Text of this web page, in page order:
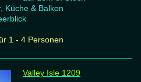
Küche & Balkon
1 - 4 Personen
Valley Isle 1209